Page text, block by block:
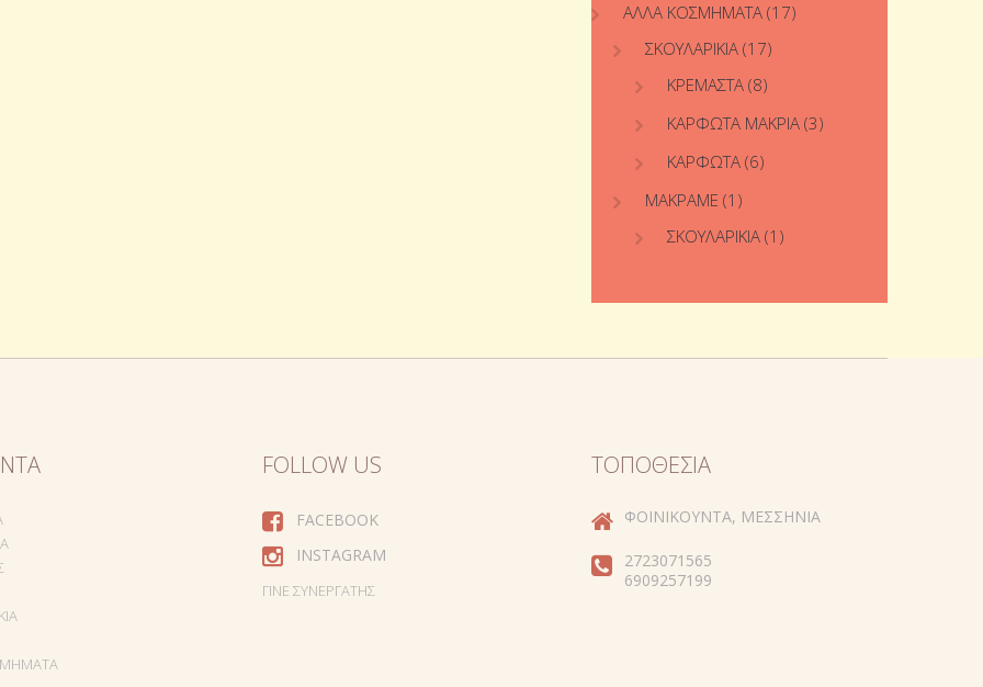
ΆΛΛΑ ΚΟΣΜΉΜΑΤΑ (17)
ΣΚΟΥΛΑΡΊΚΙΑ (17)
ΚΡΕΜΑΣΤΆ (8)
ΚΑΡΦΩΤΆ ΜΑΚΡΙΆ (3)
ΚΑΡΦΩΤΆ (6)
ΜΑΚΡΑΜΈ (1)
ΣΚΟΥΛΑΡΊΚΙΑ (1)
FOLLOW US
FACEBOOK
INSTAGRAM
ΓΊΝΕ ΣΥΝΕΡΓΆΤΗΣ
ΤΟΠΟΘΕΣΊΑ
ΦΟΙΝΙΚΟΎΝΤΑ, ΜΕΣΣΗΝΊΑ
2723071565
6909257199